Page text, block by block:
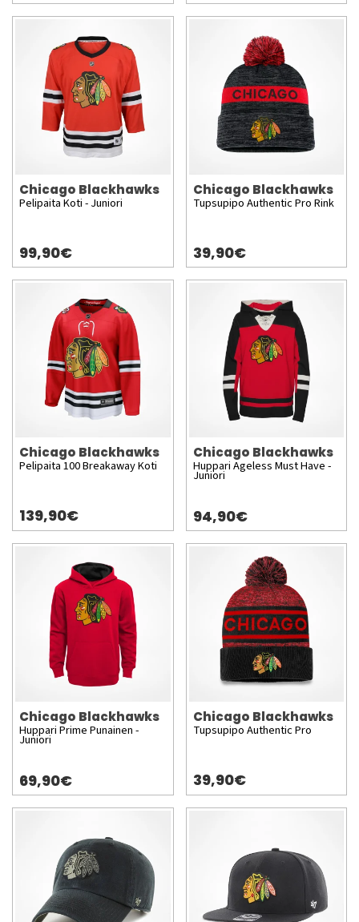
Chicago Blackhawks
Pelipaita Koti - Juniori
99,90€
Chicago Blackhawks
Tupsupipo Authentic Pro Rink
39,90€
Chicago Blackhawks
Pelipaita 100 Breakaway Koti
139,90€
Chicago Blackhawks
Huppari Ageless Must Have -
Juniori
94,90€
Chicago Blackhawks
Huppari Prime Punainen -
Juniori
69,90€
Chicago Blackhawks
Tupsupipo Authentic Pro
39,90€